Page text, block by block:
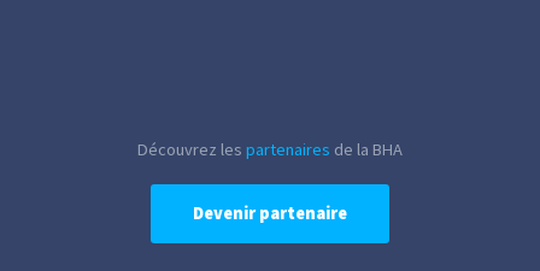
Découvrez les partenaires de la BHA
Devenir partenaire